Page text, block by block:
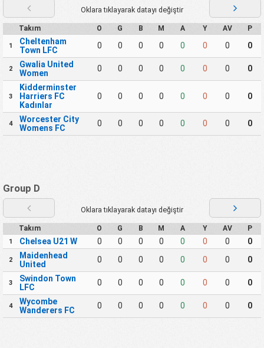
Oklara tıklayarak datayı değiştir
Takım O G B M A Y AV P
1
Cheltenham
Town LFC
0 0 0 0 0 0 0 0
2
Gwalia United
Women
0 0 0 0 0 0 0 0
3
Kidderminster
Harriers FC
Kadınlar
0 0 0 0 0 0 0 0
4
Worcester City
Womens FC
0 0 0 0 0 0 0 0
Group D
Oklara tıklayarak datayı değiştir
Takım O G B M A Y AV P
1 Chelsea U21 W 0 0 0 0 0 0 0 0
2
Maidenhead
United
0 0 0 0 0 0 0 0
3
Swindon Town
LFC
0 0 0 0 0 0 0 0
4
Wycombe
Wanderers FC
0 0 0 0 0 0 0 0